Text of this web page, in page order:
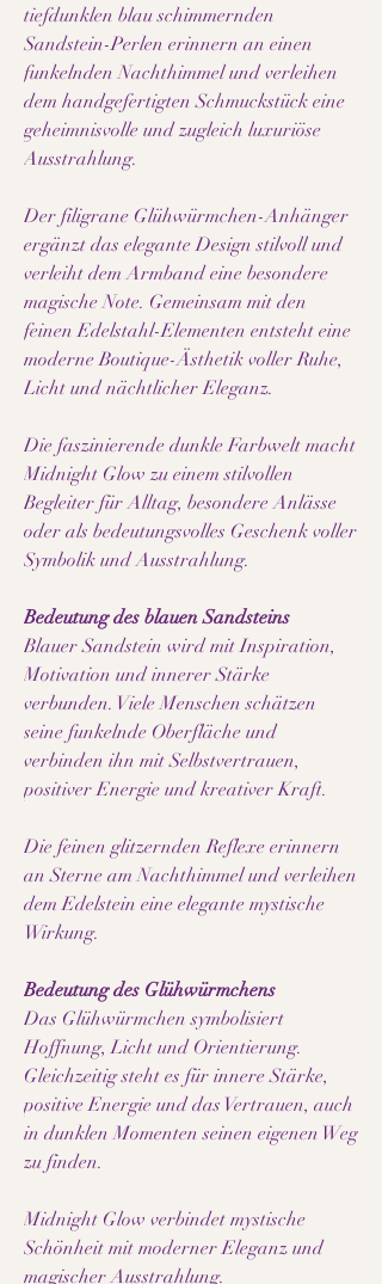
tiefdunklen blau schimmernden
Sandstein-Perlen erinnern an einen
funkelnden Nachthimmel und verleihen
dem handgefertigten Schmuckstück eine
geheimnisvolle und zugleich luxuriöse
Ausstrahlung.
Der filigrane Glühwürmchen-Anhänger
ergänzt das elegante Design stilvoll und
verleiht dem Armband eine besondere
magische Note. Gemeinsam mit den
feinen Edelstahl-Elementen entsteht eine
moderne Boutique-Ästhetik voller Ruhe,
Licht und nächtlicher Eleganz.
Die faszinierende dunkle Farbwelt macht
Midnight Glow zu einem stilvollen
Begleiter für Alltag, besondere Anlässe
oder als bedeutungsvolles Geschenk voller
Symbolik und Ausstrahlung.
Bedeutung des blauen Sandsteins
Blauer Sandstein wird mit Inspiration,
Motivation und innerer Stärke
verbunden. Viele Menschen schätzen
seine funkelnde Oberfläche und
verbinden ihn mit Selbstvertrauen,
positiver Energie und kreativer Kraft.
Die feinen glitzernden Reflexe erinnern
an Sterne am Nachthimmel und verleihen
dem Edelstein eine elegante mystische
Wirkung.
Bedeutung des Glühwürmchens
Das Glühwürmchen symbolisiert
Hoffnung, Licht und Orientierung.
Gleichzeitig steht es für innere Stärke,
positive Energie und das Vertrauen, auch
in dunklen Momenten seinen eigenen Weg
zu finden.
Midnight Glow verbindet mystische
Schönheit mit moderner Eleganz und
magischer Ausstrahlung.